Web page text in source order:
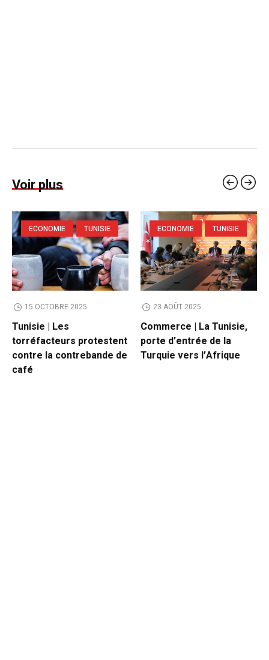
Voir plus
ECONOMIE TUNISIE
15 OCTOBRE 2025
Tunisie | Les
torréfacteurs protestent
contre la contrebande de
café
ECONOMIE TUNISIE
23 AOÛT 2025
Commerce | La Tunisie,
porte d’entrée de la
Turquie vers l’Afrique